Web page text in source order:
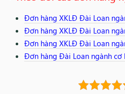
Đơn hàng XKLĐ Đài Loan
Đơn hàng XKLĐ Đài Loan
Đơn hàng XKLĐ Đài Loan
Đơn hàng Đài Loan ngành cơ